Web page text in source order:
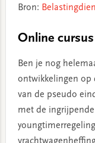
Bron:
Online
Ben je nog
ontwikkelingen op
van de pseudo
met de